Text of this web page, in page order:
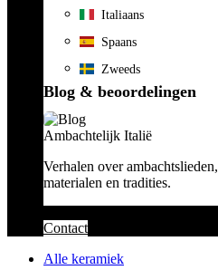
Italiaans
Spaans
Zweeds
Blog & beoordelingen
Ambachtelijk Italië
Verhalen over ambachtslieden,
materialen en tradities.
Contact
Alle keramiek